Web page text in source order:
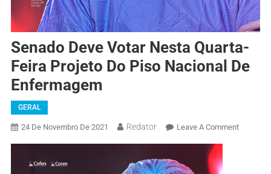
Senado Deve Votar Nesta Quarta-
Feira Projeto Do Piso Nacional De
Enfermagem
GERAL
24 De Novembro De 2021 Redator Leave A Comment